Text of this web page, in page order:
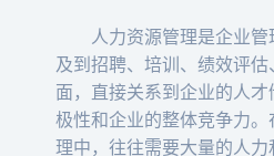
人力资源管理是企业
及到招聘、培训、绩效评
面，直接关系到企业的人
极性和企业的整体竞争力
理中，往往需要大量的人